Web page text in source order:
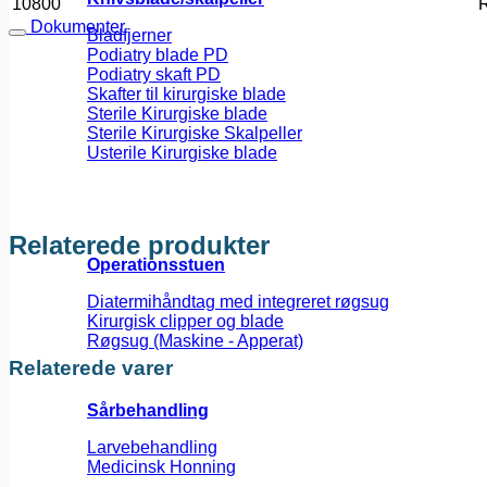
Bladfjerner
Podiatry blade PD
Podiatry skaft PD
Skafter til kirurgiske blade
Sterile Kirurgiske blade
Sterile Kirurgiske Skalpeller
Usterile Kirurgiske blade
Operationsstuen
Diatermihåndtag med integreret røgsug
Kirurgisk clipper og blade
Røgsug (Maskine - Apperat)
Sårbehandling
Larvebehandling
Medicinsk Honning
Dokumenter
Relaterede produkter
Relaterede varer